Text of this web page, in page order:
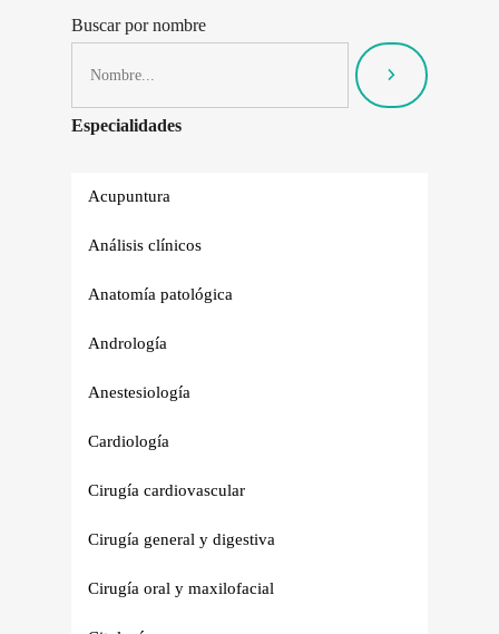
Buscar por nombre
Especialidades
Acupuntura
Análisis clínicos
Anatomía patológica
Andrología
Anestesiología
Cardiología
Cirugía cardiovascular
Cirugía general y digestiva
Cirugía oral y maxilofacial